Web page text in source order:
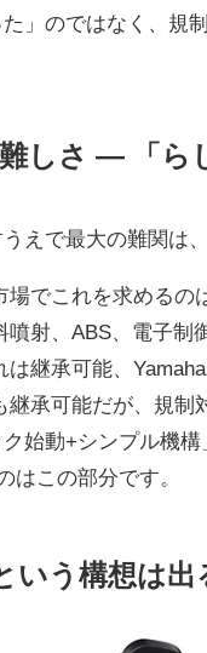
た」のではなく、
しさ ― 「ら
えで最大の難関は
でこれを求めるの
射、ABS、電子制
継承可能、
承可能だが、規制
ク始動+シンプル機
はこの部分です。
いう構想は出